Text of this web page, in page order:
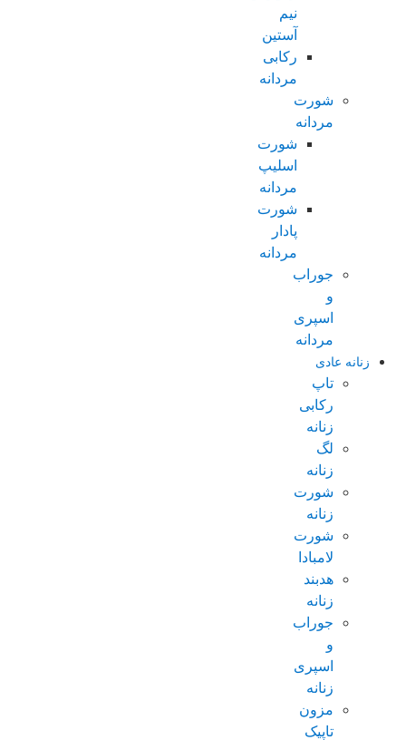
نیم
آستین
رکابی
مردانه
شورت
مردانه
شورت
اسلیپ
مردانه
شورت
پادار
مردانه
جوراب
و
اسپری
مردانه
زنانه عادی
تاپ
رکابی
زنانه
لگ
زنانه
شورت
زنانه
شورت
لامبادا
هدبند
زنانه
جوراب
و
اسپری
زنانه
مزون
تاپیک